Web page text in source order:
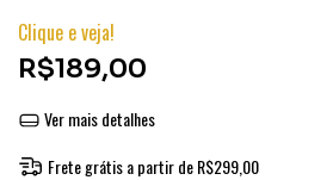
Clique e veja!
R$189,00
Ver mais detalhes
Frete grátisa partir deR$299,00